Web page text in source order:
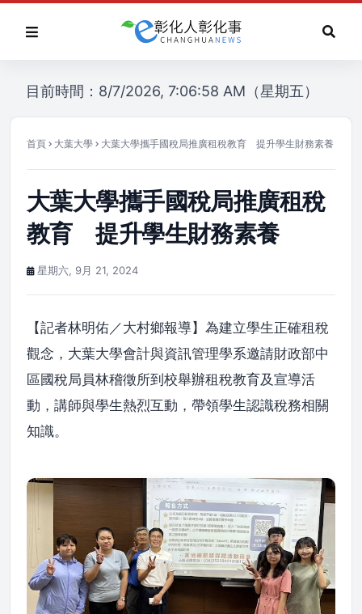
目前時間：8/7/2026, 7:06:58 AM（星期五）
首頁 大葉大學 大葉大學攜手國稅局推廣租稅教育 提升學生財務素養
大葉大學攜手國稅局推廣租稅
教育 提升學生財務素養
星期六, 9月 21, 2024
【記者林明佑／大村鄉報導】為建立學生正確租稅
觀念，大葉大學會計與資訊管理學系邀請財政部中
區國稅局員林稽徵所到校舉辦租稅教育及宣導活
動，講師與學生熱烈互動，帶領學生認識稅務相關
知識。